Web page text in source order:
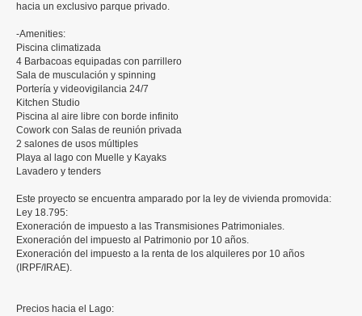
hacia un exclusivo parque privado.
-Amenities:
Piscina climatizada
4 Barbacoas equipadas con parrillero
Sala de musculación y spinning
Portería y videovigilancia 24/7
Kitchen Studio
Piscina al aire libre con borde infinito
Cowork con Salas de reunión privada
2 salones de usos múltiples
Playa al lago con Muelle y Kayaks
Lavadero y tenders
Este proyecto se encuentra amparado por la ley de vivienda promovida:
Ley 18.795:
Exoneración de impuesto a las Transmisiones Patrimoniales.
Exoneración del impuesto al Patrimonio por 10 años.
Exoneración del impuesto a la renta de los alquileres por 10 años
(IRPF/IRAE).
Precios hacia el Lago: